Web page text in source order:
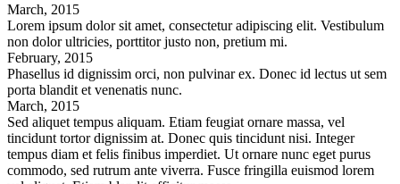
March, 2015
Lorem ipsum dolor sit amet, consectetur adipiscing elit. Vestibulum
non dolor ultricies, porttitor justo non, pretium mi.
February, 2015
Phasellus id dignissim orci, non pulvinar ex. Donec id lectus ut sem
porta blandit et venenatis nunc.
March, 2015
Sed aliquet tempus aliquam. Etiam feugiat ornare massa, vel
tincidunt tortor dignissim at. Donec quis tincidunt nisi. Integer
tempus diam et felis finibus imperdiet. Ut ornare nunc eget purus
commodo, sed rutrum ante viverra. Fusce fringilla euismod lorem